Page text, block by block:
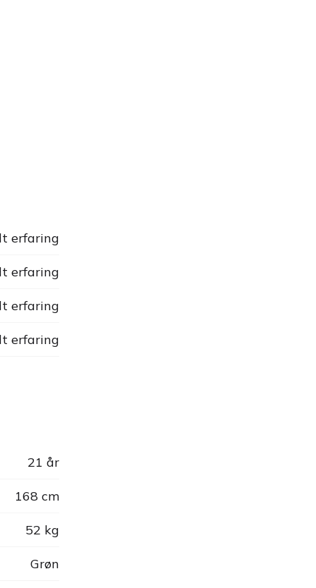
erfaring
erfaring
erfaring
erfaring
21 år
168 cm
52 kg
Grøn